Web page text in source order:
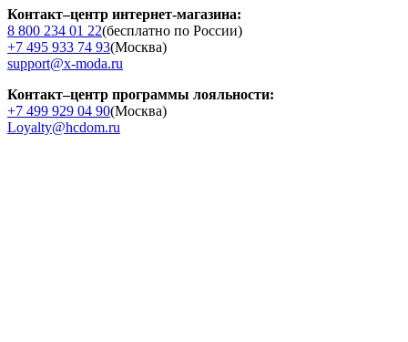
Контакт–центр интернет-магазина:
8 800 234 01 22(бесплатно по России)
+7 495 933 74 93(Москва)
support@x-moda.ru
Контакт–центр программы лояльности:
+7 499 929 04 90(Москва)
Loyalty@hcdom.ru